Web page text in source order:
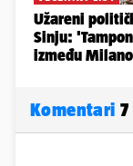
Komentari 7